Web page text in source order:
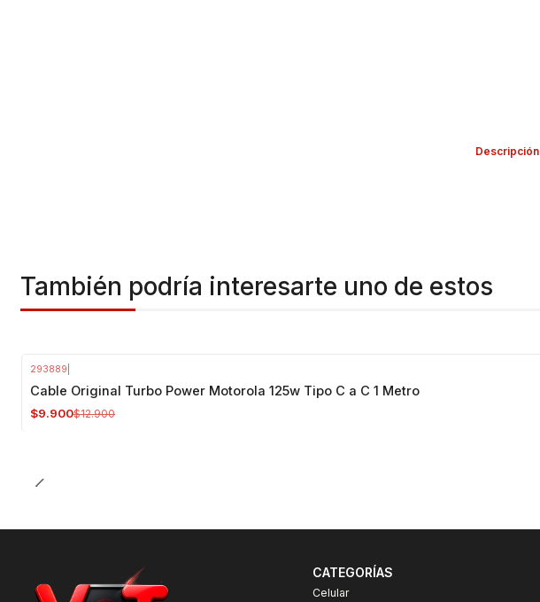
Descripción
También podría interesarte uno de estos
293889
Cable Original Turbo Power Motorola 125w Tipo C a C 1 Metro
$9.900$12.900
CATEGORÍAS
Celular